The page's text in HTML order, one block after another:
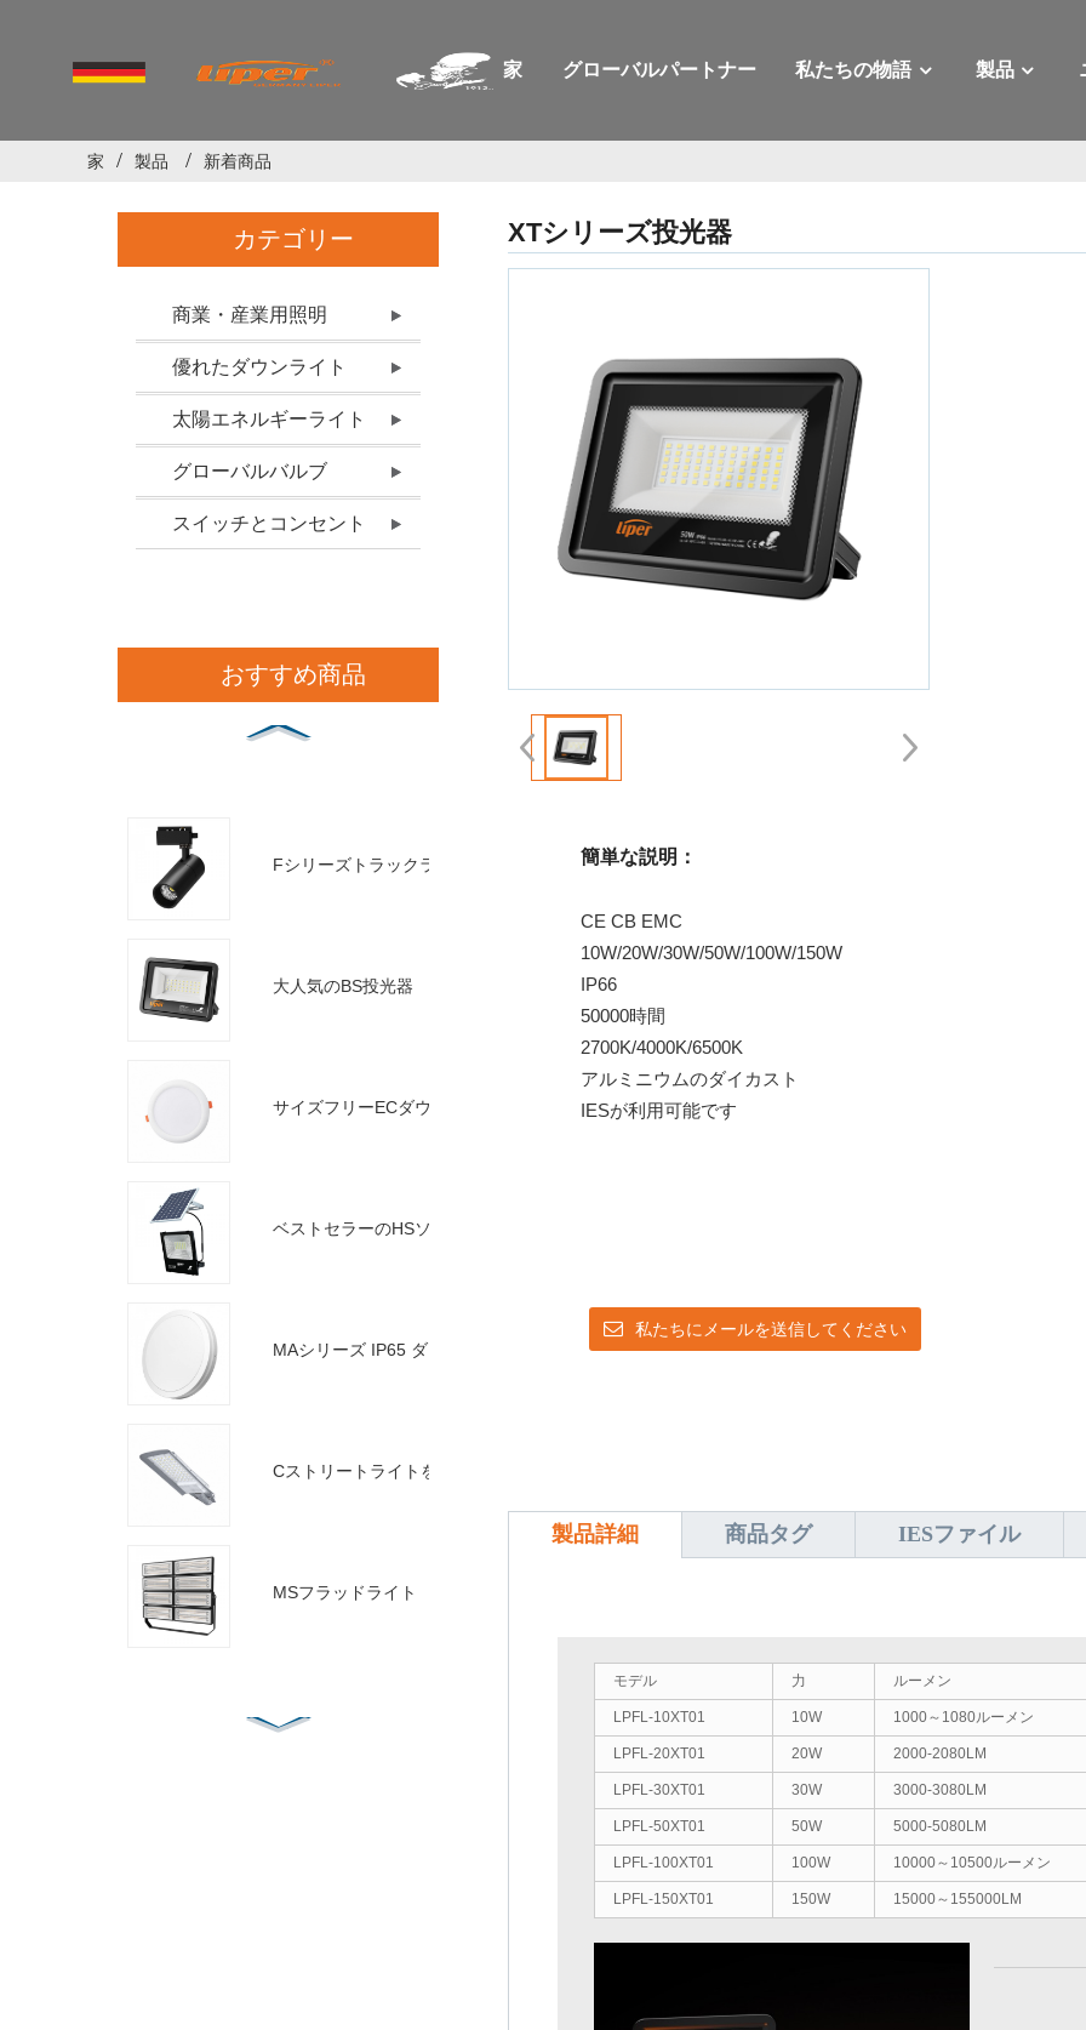
家 グローバルパートナー 私たちの物語 製品
家 製品 新着商品
カテゴリー
商業・産業用照明
優れたダウンライト
太陽エネルギーライト
グローバルバルブ
スイッチとコンセント
おすすめ商品
Fシリーズトラックライト
大人気のBS投光器
サイズフリーECダウンライト
MSフラッドライト
XTシリーズ投光器
簡単な説明：
CE CB EMC
10W/20W/30W/50W/100W/150W
IP66
50000時間
2700K/4000K/6500K
アルミニウムのダイカスト
IESが利用可能です
私たちにメールを送信してください
製品詳細 商品タグ IESファイル
モデル 力 ルーメン
LPFL-10XT01 10W 1000～1080ルーメン
LPFL-20XT01 20W 2000-2080LM
LPFL-30XT01 30W 3000-3080LM
LPFL-50XT01 50W 5000-5080LM
LPFL-100XT01 100W 10000～10500ルーメン
LPFL-150XT01 150W 15000～155000LM